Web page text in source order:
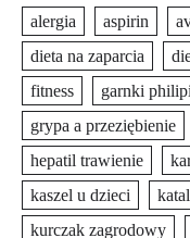
alergia aspirin
dieta na zaparcia
fitness
garnki
grypa a przeziębienie
hepatil trawienie
kaszel u dzieci
kurczak zagrodowy